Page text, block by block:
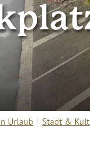
Urlaub Stadt &